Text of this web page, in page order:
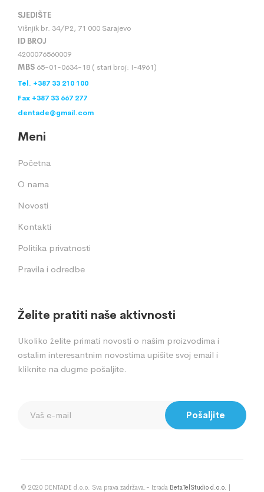
SJEDIŠTE
Višnjik br. 34/P2, 71 000 Sarajevo
ID BROJ
4200076560009
MBS 65-01-0634-18 ( stari broj: I-4961)
Tel. +387 33 210 100
Fax +387 33 667 277
dentade@gmail.com
Meni
Početna
O nama
Novosti
Kontakti
Politika privatnosti
Pravila i odredbe
Želite pratiti naše aktivnosti
Ukoliko želite primati novosti o našim proizvodima i
ostalim interesantnim novostima upišite svoj email i
kliknite na dugme pošaljite.
Pošaljite
© 2020 DENTADE d.o.o. Sva prava zadržava.- Izrada BetaTelStudio d.o.o.